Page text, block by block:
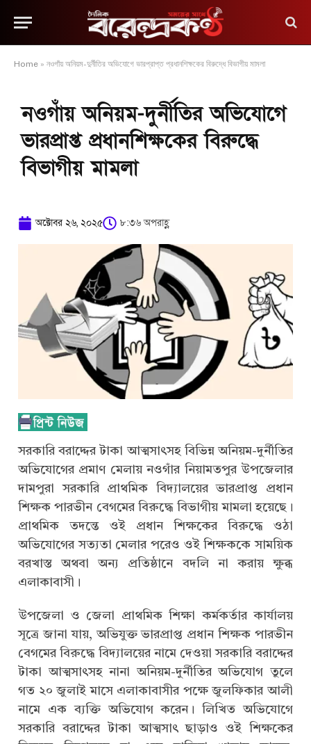
Home » নওগাঁয় অনিয়ম-দুর্নীতির অভিযোগে ভারপ্রাপ্ত প্রধানশিক্ষকের বিরুদ্ধে বিভাগীয় মামলা
নওগাঁয় অনিয়ম-দুর্নীতির অভিযোগে
ভারপ্রাপ্ত প্রধানশিক্ষকের বিরুদ্ধে
বিভাগীয় মামলা
অক্টোবর ২৬, ২০২৫ ৮:৩৬ অপরাহ্ণ
সরকারি বরাদ্দের টাকা আত্মসাৎসহ বিভিন্ন অনিয়ম-দুর্নীতির
অভিযোগের প্রমাণ মেলায় নওগাঁর নিয়ামতপুর উপজেলার
দামপুরা সরকারি প্রাথমিক বিদ্যালয়ের ভারপ্রাপ্ত প্রধান
শিক্ষক পারভীন বেগমের বিরুদ্ধে বিভাগীয় মামলা হয়েছে।
প্রাথমিক তদন্তে ওই প্রধান শিক্ষকের বিরুদ্ধে ওঠা
অভিযোগের সত্যতা মেলার পরেও ওই শিক্ষককে সাময়িক
বরখাস্ত অথবা অন্য প্রতিষ্ঠানে বদলি না করায় ক্ষুব্ধ
এলাকাবাসী।
উপজেলা ও জেলা প্রাথমিক শিক্ষা কর্মকর্তার কার্যালয়
সূত্রে জানা যায়, অভিযুক্ত ভারপ্রাপ্ত প্রধান শিক্ষক পারভীন
বেগমের বিরুদ্ধে বিদ্যালয়ের নামে দেওয়া সরকারি বরাদ্দের
টাকা আত্মসাৎসহ নানা অনিয়ম-দুর্নীতির অভিযোগ তুলে
গত ২০ জুলাই মাসে এলাকাবাসীর পক্ষে জুলফিকার আলী
নামে এক ব্যক্তি অভিযোগ করেন। লিখিত অভিযোগে
সরকারি বরাদ্দের টাকা আত্মসাৎ ছাড়াও ওই শিক্ষকের